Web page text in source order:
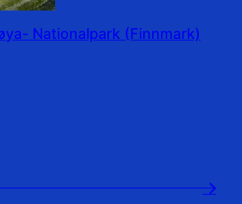
Nationalpark (Finnmark)
→